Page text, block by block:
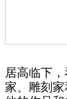
居高临下
家、雕刻